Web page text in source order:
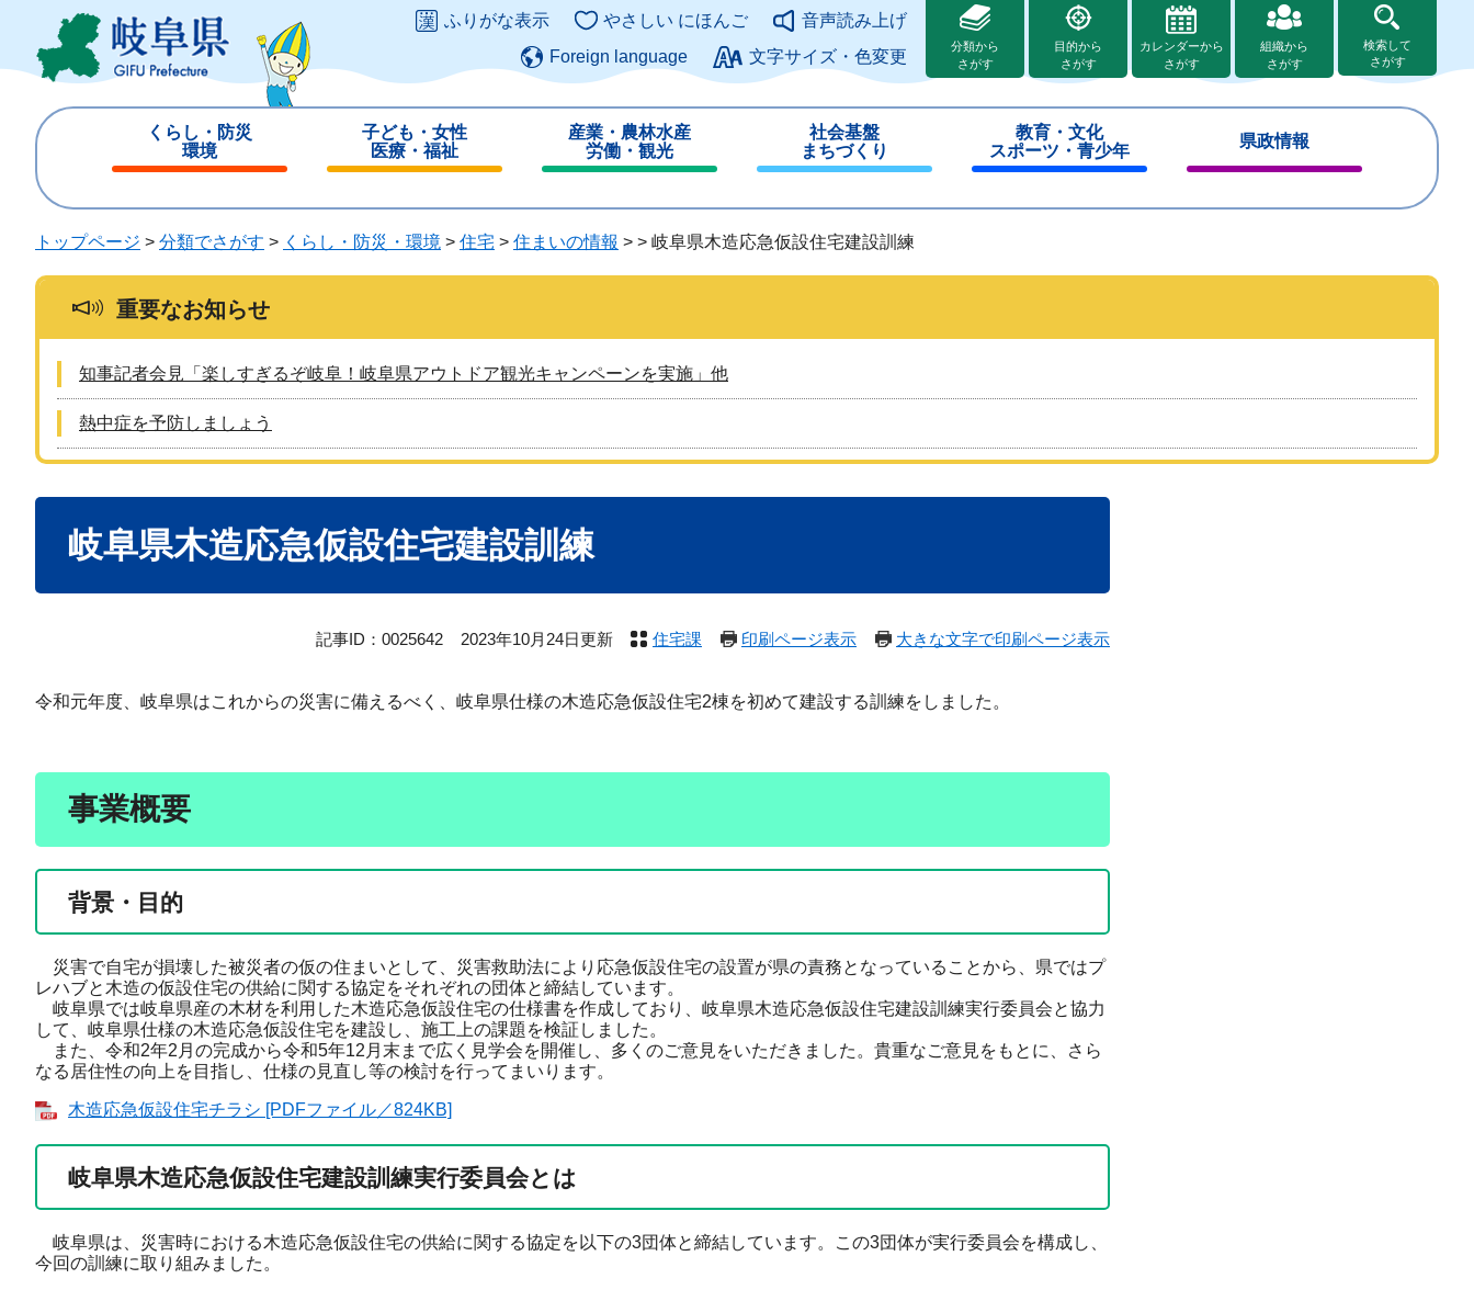
ジ
ュ
このページの本文へ
ふりがな表示 やさしい にほんご
音声読み上げ
Foreign language
文字サイズ・色変更
分類から
さがす
目的から
さがす
カレンダーから
さがす
組織から
さがす
検索して
さがす
くらし・防災
環境
じ
子ども・女性
医療・福祉
じ
産業・農林水産
労働・観光
じ
社会基盤
まちづくり
じ
る
教育・文化
スポーツ・青少年
じ
県政情報
じ
トップページ > 分類でさがす > くらし・防災・環境 > 住宅 > 住まいの情報 > > 岐阜県木造応急仮設住宅建設訓練
重要なお知らせ
知事記者会見「楽しすぎるぞ岐阜！岐阜県アウトドア観光キャンペーンを実施」他
熱中症を予防しましょう
岐阜県木造応急仮設住宅建設訓練
記事ID：0025642 2023年10月24日更新 住宅課 印刷ページ表示 大きな文字で印刷ページ表示
令和元年度、岐阜県はこれからの災害に備えるべく、岐阜県仕様の木造応急仮設住宅2棟を初めて建設する訓練をしました。
事業概要
背景・目的
災害で自宅が損壊した被災者の仮の住まいとして、災害救助法により応急仮設住宅の設置が県の責務となっていることから、県ではプ
レハブと木造の仮設住宅の供給に関する協定をそれぞれの団体と締結しています。
岐阜県では岐阜県産の木材を利用した木造応急仮設住宅の仕様書を作成しており、岐阜県木造応急仮設住宅建設訓練実行委員会と協力
して、岐阜県仕様の木造応急仮設住宅を建設し、施工上の課題を検証しました。
また、令和2年2月の完成から令和5年12月末まで広く見学会を開催し、多くのご意見をいただきました。貴重なご意見をもとに、さら
なる居住性の向上を目指し、仕様の見直し等の検討を行ってまいります。
木造応急仮設住宅チラシ [PDFファイル／824KB]
岐阜県木造応急仮設住宅建設訓練実行委員会とは
岐阜県は、災害時における木造応急仮設住宅の供給に関する協定を以下の3団体と締結しています。この3団体が実行委員会を構成し、
今回の訓練に取り組みました。